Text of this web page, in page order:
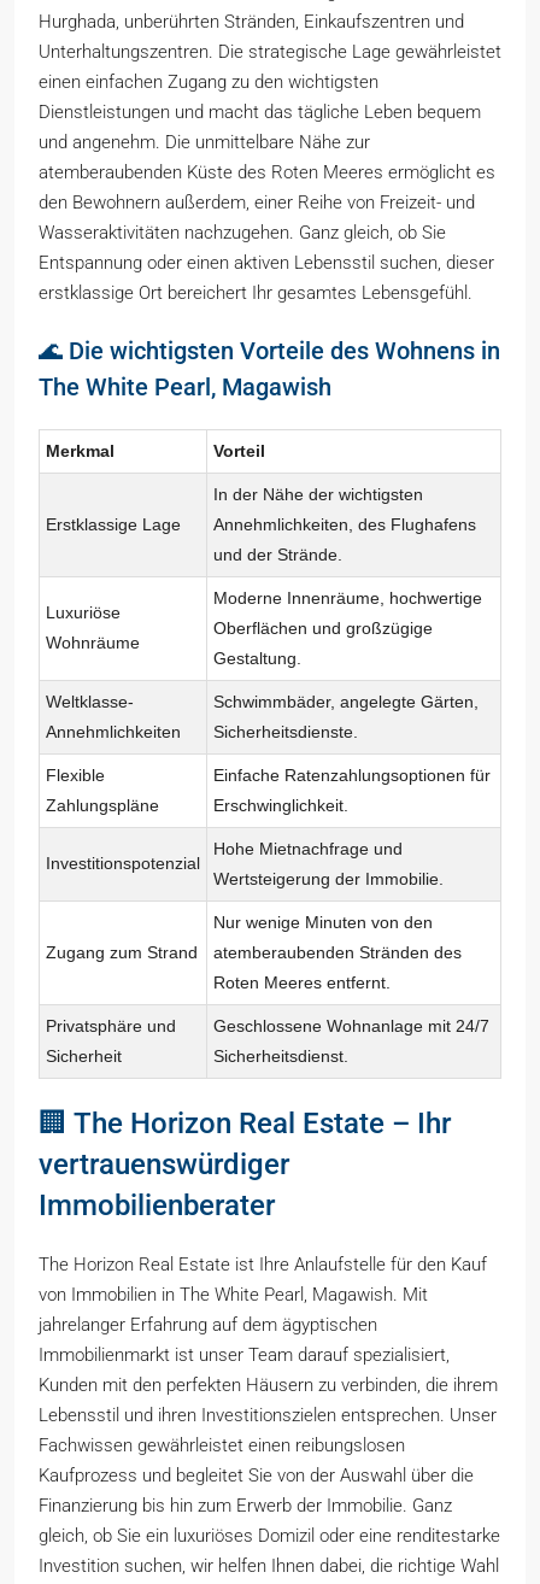
Hurghada, unberührten Stränden, Einkaufszentren und
Unterhaltungszentren. Die strategische Lage gewährleistet
einen einfachen Zugang zu den wichtigsten
Dienstleistungen und macht das tägliche Leben bequem
und angenehm. Die unmittelbare Nähe zur
atemberaubenden Küste des Roten Meeres ermöglicht es
den Bewohnern außerdem, einer Reihe von Freizeit- und
Wasseraktivitäten nachzugehen. Ganz gleich, ob Sie
Entspannung oder einen aktiven Lebensstil suchen, dieser
erstklassige Ort bereichert Ihr gesamtes Lebensgefühl.
🌊 Die wichtigsten Vorteile des Wohnens in
The White Pearl, Magawish
Merkmal Vorteil
Erstklassige Lage
In der Nähe der wichtigsten
Annehmlichkeiten, des Flughafens
und der Strände.
Luxuriöse
Wohnräume
Moderne Innenräume, hochwertige
Oberflächen und großzügige
Gestaltung.
Weltklasse-
Annehmlichkeiten
Schwimmbäder, angelegte Gärten,
Sicherheitsdienste.
Flexible
Zahlungspläne
Einfache Ratenzahlungsoptionen für
Erschwinglichkeit.
Investitionspotenzial
Hohe Mietnachfrage und
Wertsteigerung der Immobilie.
Zugang zum Strand
Nur wenige Minuten von den
atemberaubenden Stränden des
Roten Meeres entfernt.
Privatsphäre und
Sicherheit
Geschlossene Wohnanlage mit 24/7
Sicherheitsdienst.
🏢 The Horizon Real Estate – Ihr
vertrauenswürdiger
Immobilienberater
The Horizon Real Estate ist Ihre Anlaufstelle für den Kauf
von Immobilien in The White Pearl, Magawish. Mit
jahrelanger Erfahrung auf dem ägyptischen
Immobilienmarkt ist unser Team darauf spezialisiert,
Kunden mit den perfekten Häusern zu verbinden, die ihrem
Lebensstil und ihren Investitionszielen entsprechen. Unser
Fachwissen gewährleistet einen reibungslosen
Kaufprozess und begleitet Sie von der Auswahl über die
Finanzierung bis hin zum Erwerb der Immobilie. Ganz
gleich, ob Sie ein luxuriöses Domizil oder eine renditestarke
Investition suchen, wir helfen Ihnen dabei, die richtige Wahl